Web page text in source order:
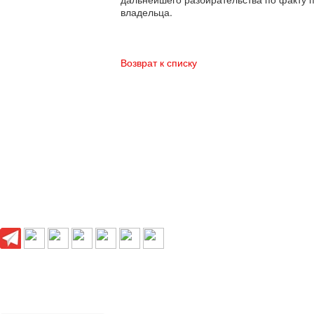
владельца.
Возврат к списку